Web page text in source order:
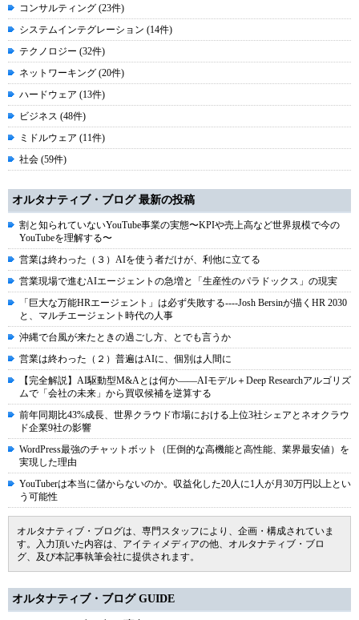
コンサルティング (23件)
システムインテグレーション (14件)
テクノロジー (32件)
ネットワーキング (20件)
ハードウェア (13件)
ビジネス (48件)
ミドルウェア (11件)
社会 (59件)
オルタナティブ・ブログ 最新の投稿
割と知られていないYouTube事業の実態〜KPIや売上高など世界規模で今の
YouTubeを理解する〜
営業は終わった（３）AIを使う者だけが、利他に立てる
営業現場で進むAIエージェントの急増と「生産性のパラドックス」の現実
「巨大な万能HRエージェント」は必ず失敗する----Josh Bersinが描くHR 2030
と、マルチエージェント時代の人事
沖縄で台風が来たときの過ごし方、とでも言うか
営業は終わった（２）普遍はAIに、個別は人間に
【完全解説】AI駆動型M&Aとは何か――AIモデル＋Deep Researchアルゴリズ
ムで「会社の未来」から買収候補を逆算する
前年同期比43%成長、世界クラウド市場における上位3社シェアとネオクラウ
ド企業9社の影響
WordPress最強のチャットボット（圧倒的な高機能と高性能、業界最安値）を
実現した理由
YouTuberは本当に儲からないのか。収益化した20人に1人が月30万円以上とい
う可能性
オルタナティブ・ブログは、専門スタッフにより、企画・構成されていま
す。入力頂いた内容は、アイティメディアの他、オルタナティブ・ブロ
グ、及び本記事執筆会社に提供されます。
オルタナティブ・ブログ GUIDE